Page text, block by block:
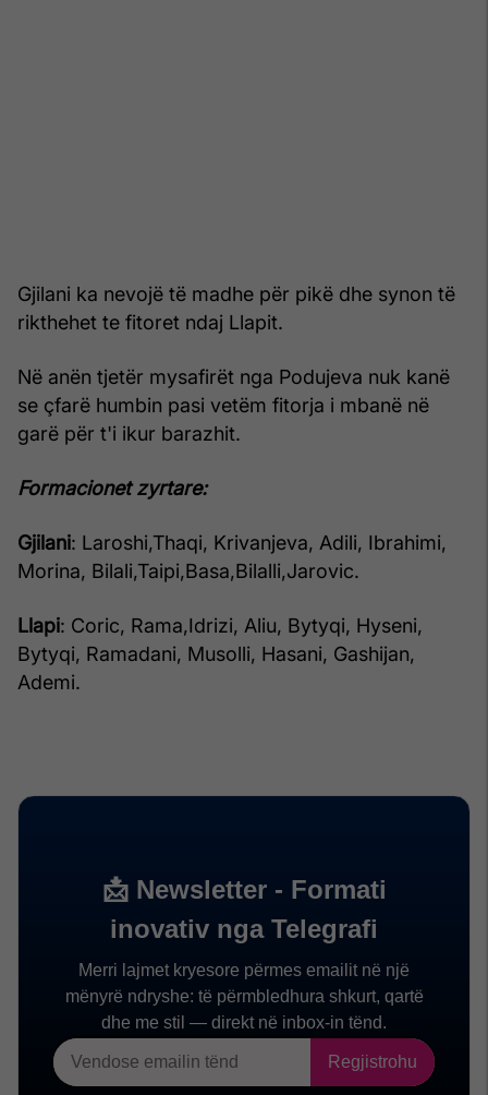
Gjilani ka nevojë të madhe për pikë dhe synon të
rikthehet te fitoret ndaj Llapit.
Në anën tjetër mysafirët nga Podujeva nuk kanë
se çfarë humbin pasi vetëm fitorja i mbanë në
garë për t'i ikur barazhit.
Formacionet zyrtare:
Gjilani: Laroshi,Thaqi, Krivanjeva, Adili, Ibrahimi,
Morina, Bilali,Taipi,Basa,Bilalli,Jarovic.
Llapi: Coric, Rama,Idrizi, Aliu, Bytyqi, Hyseni,
Bytyqi, Ramadani, Musolli, Hasani, Gashijan,
Ademi.